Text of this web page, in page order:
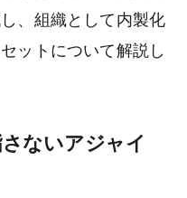
、組織として内製化
ットについて解説し
さないアジャイ